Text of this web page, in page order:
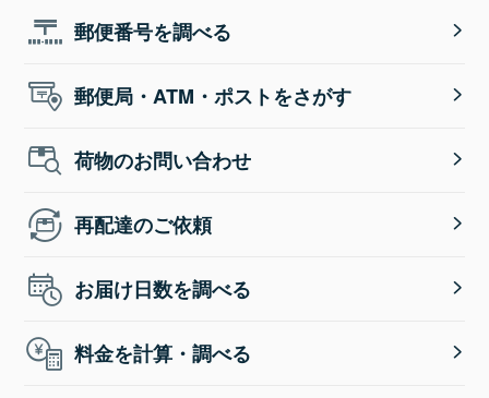
郵便番号を調べる
郵便局・ATM・ポストをさがす
荷物のお問い合わせ
再配達のご依頼
お届け日数を調べる
料金を計算・調べる